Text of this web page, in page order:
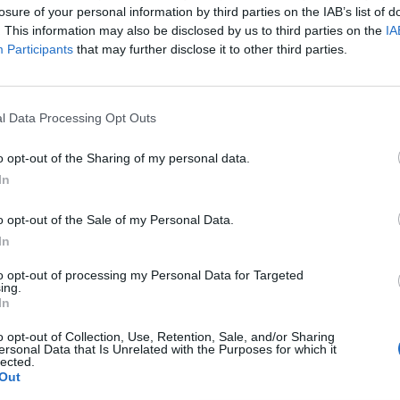
of your personal information by third parties on the IAB’s list of
This information may also be disclosed by us to third parties on the
Participants that may further disclose it to other third parties.
Data Processing Opt Outs
opt-out of the Sharing of my personal data.
opt-out of the Sale of my Personal Data.
opt-out of processing my Personal Data for Targeted
opt-out of Collection, Use, Retention, Sale, and/or Sharing
Data that Is Unrelated with the Purposes for which it
τις μάσκες στα σχολεία
για το αν θα έπρεπε να επιστρέψουν
της πίεσης στο σύστημα υγείας.
πλαίσιο της ατομικής ευθύνης. Δεν
Είμαστε μακριά από αυτό. Δεν υπάρχει
σημειώνοντας χαρακτηριστικά ότι
Σύμφωνα με τα δικά μου μοντέλα, δεν